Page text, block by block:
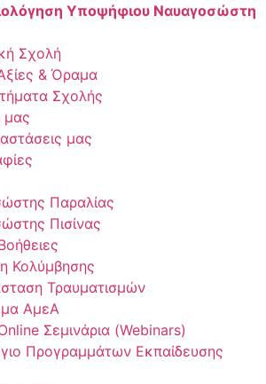
Υποψήφιου Ναυαγοσώστη
Σχολή
& Όραμα
Σχολής
μας
Παραλίας
Πισίνας
Κολύμβησης
Τραυματισμών
ΑμεΑ
Σεμινάρια (Webinars)
Προγραμμάτων Εκπαίδευσης